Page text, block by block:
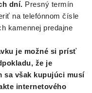
dní. Presný termín
na telefónnom čísle
kamennej predajne
je možné si prísť
že je
sa však kupujúci musí
internetového